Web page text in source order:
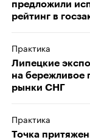
предложили
рейтинг в
Практика
Липецкие
на бережливое
рынки СНГ
Практика
Точка